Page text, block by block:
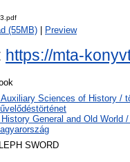
(55MB) Preview
https://mta-
Sciences of History /
History General and Old World
SWORD